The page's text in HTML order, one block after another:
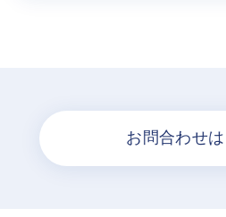
お問合わせ